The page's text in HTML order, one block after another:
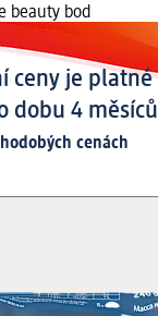
beauty bod
ceny je platné
dobu 4 měsíců
cenách